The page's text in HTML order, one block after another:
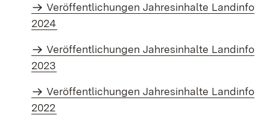
Veröffentlichungen Jahresinhalte Landinfo
2024
Veröffentlichungen Jahresinhalte Landinfo
2023
Veröffentlichungen Jahresinhalte Landinfo
2022